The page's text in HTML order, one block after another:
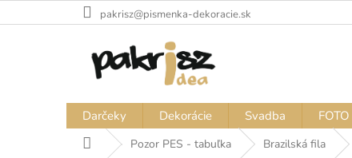
na
pakrisz@pismenka-dekoracie.sk
Darčeky Dekorácie Svadba
DomovPozor PES - tabuľka Brazilská fila